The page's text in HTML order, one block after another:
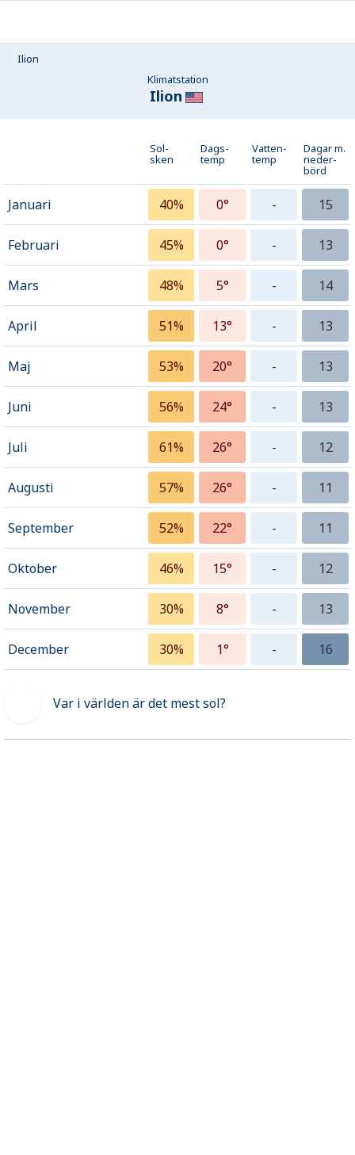
Ilion
Klimatstation
Ilion
Sol-
sken
Dags-
temp
Vatten-
temp
Dagar m.
neder­
börd
Januari 40% 0° - 15
Februari 45% 0° - 13
Mars 48% 5° - 14
April 51% 13° - 13
Maj 53% 20° - 13
Juni 56% 24° - 13
Juli 61% 26° - 12
Augusti 57% 26° - 11
September 52% 22° - 11
Oktober 46% 15° - 12
November 30% 8° - 13
December 30% 1° - 16
Var i världen är det mest sol?